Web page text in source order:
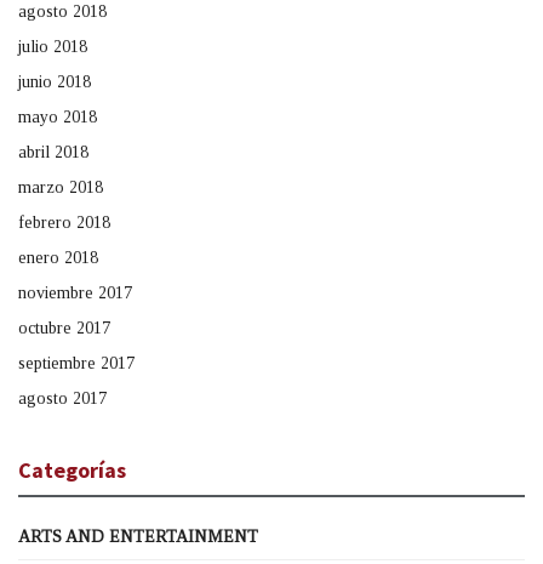
agosto 2018
julio 2018
junio 2018
mayo 2018
abril 2018
marzo 2018
febrero 2018
enero 2018
noviembre 2017
octubre 2017
septiembre 2017
agosto 2017
Categorías
ARTS AND ENTERTAINMENT